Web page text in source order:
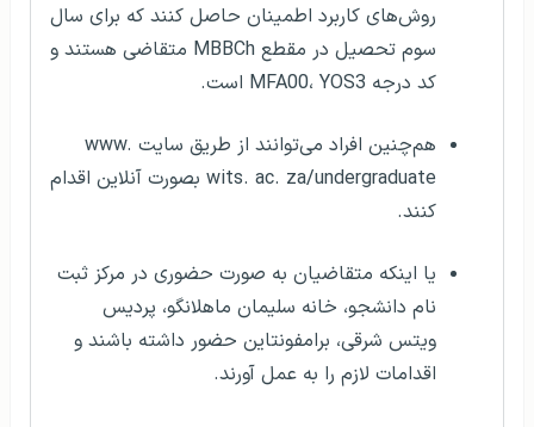
روش‌های کاربرد اطمینان حاصل کنند که برای سال
سوم تحصیل در مقطع MBBCh متقاضی هستند و
کد درجه MFA00، YOS3 است.
هم‌چنین افراد می‌توانند از طریق سایت www.
wits. ac. za/undergraduate بصورت آنلاین اقدام
کنند.
یا اینکه متقاضیان به صورت حضوری در مرکز ثبت
نام دانشجو، خانه سلیمان ماهلانگو، پردیس
ویتس شرقی، برامفونتاین حضور داشته باشند و
اقدامات لازم را به عمل آورند.